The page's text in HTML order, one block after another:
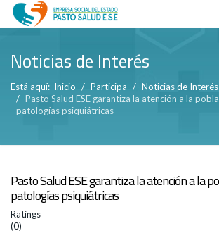
Noticias de Interés
Está aquí: Inicio Participa
Noticias de Interés
Pasto Salud ESE garantiza la atención a la
patologías psiquiátricas
Pasto Salud ESE garantiza la atención a la
patologías psiquiátricas
Ratings
(0)